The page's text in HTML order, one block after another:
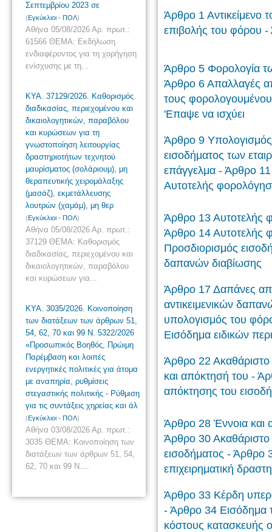
Σεπτεμβρίου 2023 σε
(Εγκύκλιοι - ΠΟΛ)
Αθήνα 05/08/2026 Αρ. πρωτ.:
61566 ΘΕΜΑ: Εκδήλωση
ενδιαφέροντος για τη χορήγηση
ενίσχυσης με τη...
ΚΥΑ. 37129/2026. Καθορισμός
διαδικασίας, περιεχομένου και
δικαιολογητικών, παραβόλου
και κυρώσεων για τη
γνωστοποίηση λειτουργίας
δραστηριοτήτων τεχνητού
μαυρίσματος (σολάριουμ), μη
θεραπευτικής χειρομάλαξης
(μασάζ), εκμετάλλευσης
λουτρών (χαμάμ), μη θερ
(Εγκύκλιοι - ΠΟΛ)
Αθήνα 05/08/2026 Αρ. πρωτ.:
37129 ΘΕΜΑ: Καθορισμός
διαδικασίας, περιεχομένου και
δικαιολογητικών, παραβόλου
και κυρώσεων για...
ΚΥΑ. 3035/2026. Κοινοποίηση
των διατάξεων των άρθρων 51,
54, 62, 70 και 99 Ν. 5322/2026
«Προσωπικός Βοηθός, Πρώιμη
Παρέμβαση και λοιπές
ενεργητικές πολιτικές για άτομα
με αναπηρία, ρυθμίσεις
στεγαστικής πολιτικής - Ρύθμιση
για τις συντάξεις χηρείας και άλ
(Εγκύκλιοι - ΠΟΛ)
Αθήνα 03/08/2026 Αρ. πρωτ.:
3035 ΘΕΜΑ: Κοινοποίηση των
διατάξεων των άρθρων 51, 54,
62, 70 και 99 Ν....
Άρθρο 1
επιβολής του φόρου -
Άρθρο 5 Φορολογία
Άρθρο 6 Απαλλαγές
τους
'Επαψε να ισχύει
Άρθρο 9
εισοδήματος των
επάγγελμα - Άρθρο
Αυτοτελής
Άρθρο 13 Αυτοτελής
Άρθρο 14 Αυτοτελής
Προσδιορισμός
δαπανών διαβίωσης
Άρθρο 17 Δαπάνες
αντικειμενικών
υπολογισμός του
Εισόδημα ειδικών
Άρθρο 22
και απόκτησή του -
απόκτησης του
Άρθρο 28 Έννοια και
Άρθρο 30 Ακαθάριστο
εισοδήματος - Άρθρο
επιχειρηματική
Άρθρο 33 Κέρδη
- Άρθρο 34 Εισόδημα
κόστους κατασκευής